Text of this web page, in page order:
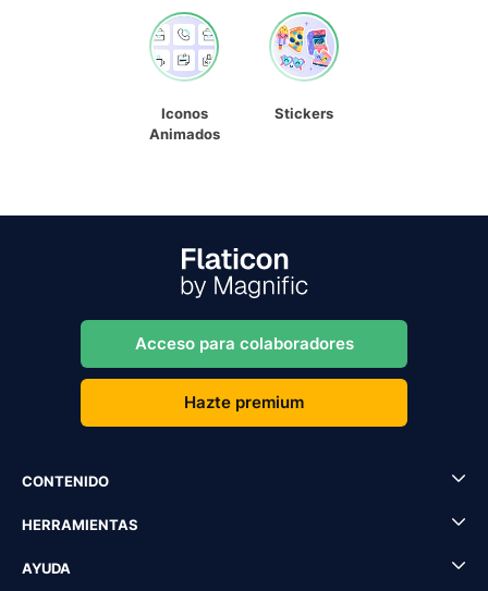
Iconos
Animados
Stickers
Acceso para colaboradores
Hazte premium
CONTENIDO
HERRAMIENTAS
AYUDA